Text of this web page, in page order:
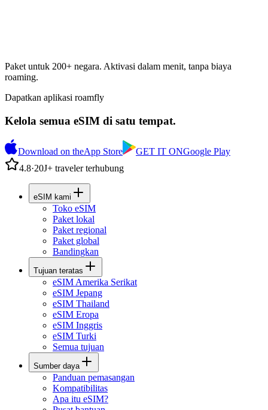
Paket untuk 200+ negara. Aktivasi dalam menit, tanpa biaya
roaming.
Dapatkan aplikasi roamfly
Kelola semua eSIM di satu tempat.
Download on theApp Store GET IT ONGoogle Play
4.8·20J+ traveler terhubung
eSIM kami
Toko eSIM
Paket lokal
Paket regional
Paket global
Bandingkan
Tujuan teratas
eSIM Amerika Serikat
eSIM Jepang
eSIM Thailand
eSIM Eropa
eSIM Inggris
eSIM Turki
Semua tujuan
Sumber daya
Panduan pemasangan
Kompatibilitas
Apa itu eSIM?